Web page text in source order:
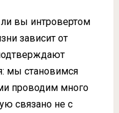
ли вы интровертом
зависит от
мы становимся
проводим много
связано не с